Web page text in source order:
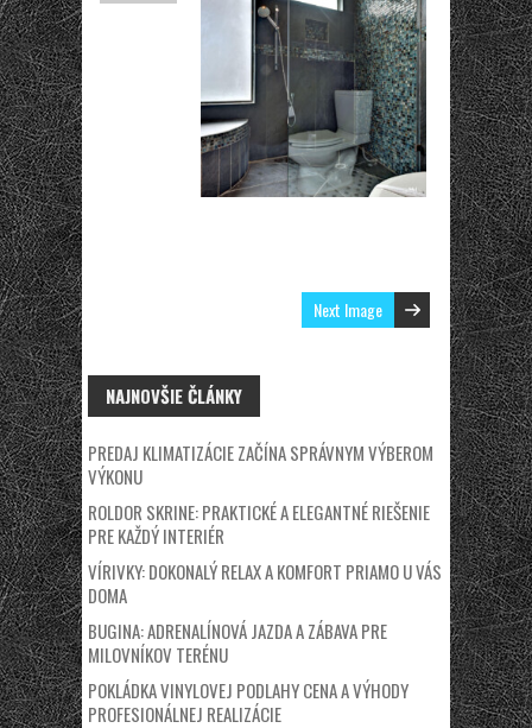
Next Image
NAJNOVŠIE ČLÁNKY
PREDAJ KLIMATIZÁCIE ZAČÍNA SPRÁVNYM VÝBEROM
VÝKONU
ROLDOR SKRINE: PRAKTICKÉ A ELEGANTNÉ RIEŠENIE
PRE KAŽDÝ INTERIÉR
VÍRIVKY: DOKONALÝ RELAX A KOMFORT PRIAMO U VÁS
DOMA
BUGINA: ADRENALÍNOVÁ JAZDA A ZÁBAVA PRE
MILOVNÍKOV TERÉNU
POKLÁDKA VINYLOVEJ PODLAHY CENA A VÝHODY
PROFESIONÁLNEJ REALIZÁCIE